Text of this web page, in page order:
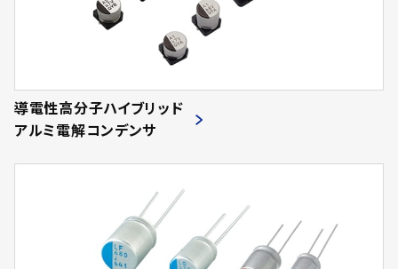
導電性高分子ハイブリッド
アルミ電解コンデンサ